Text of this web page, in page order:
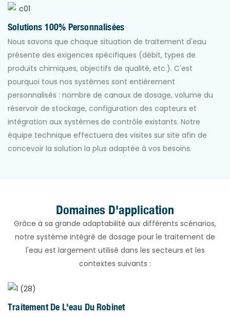
Solutions 100% Personnalisées
Nous savons que chaque situation de traitement d'eau
présente des exigences spécifiques (débit, types de
produits chimiques, objectifs de qualité, etc.). C'est
pourquoi tous nos systèmes sont entièrement
personnalisés : nombre de canaux de dosage, volume du
réservoir de stockage, configuration des capteurs et
intégration aux systèmes de contrôle existants. Notre
équipe technique effectuera des visites sur site afin de
concevoir la solution la plus adaptée à vos besoins.
Domaines D'application
Grâce à sa grande adaptabilité aux différents scénarios,
notre système intégré de dosage pour le traitement de
l'eau est largement utilisé dans les secteurs et les
contextes suivants :
Traitement De L'eau Du Robinet